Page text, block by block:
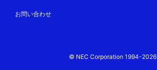
お問い合わせ
© NEC Corporation 1994-2026